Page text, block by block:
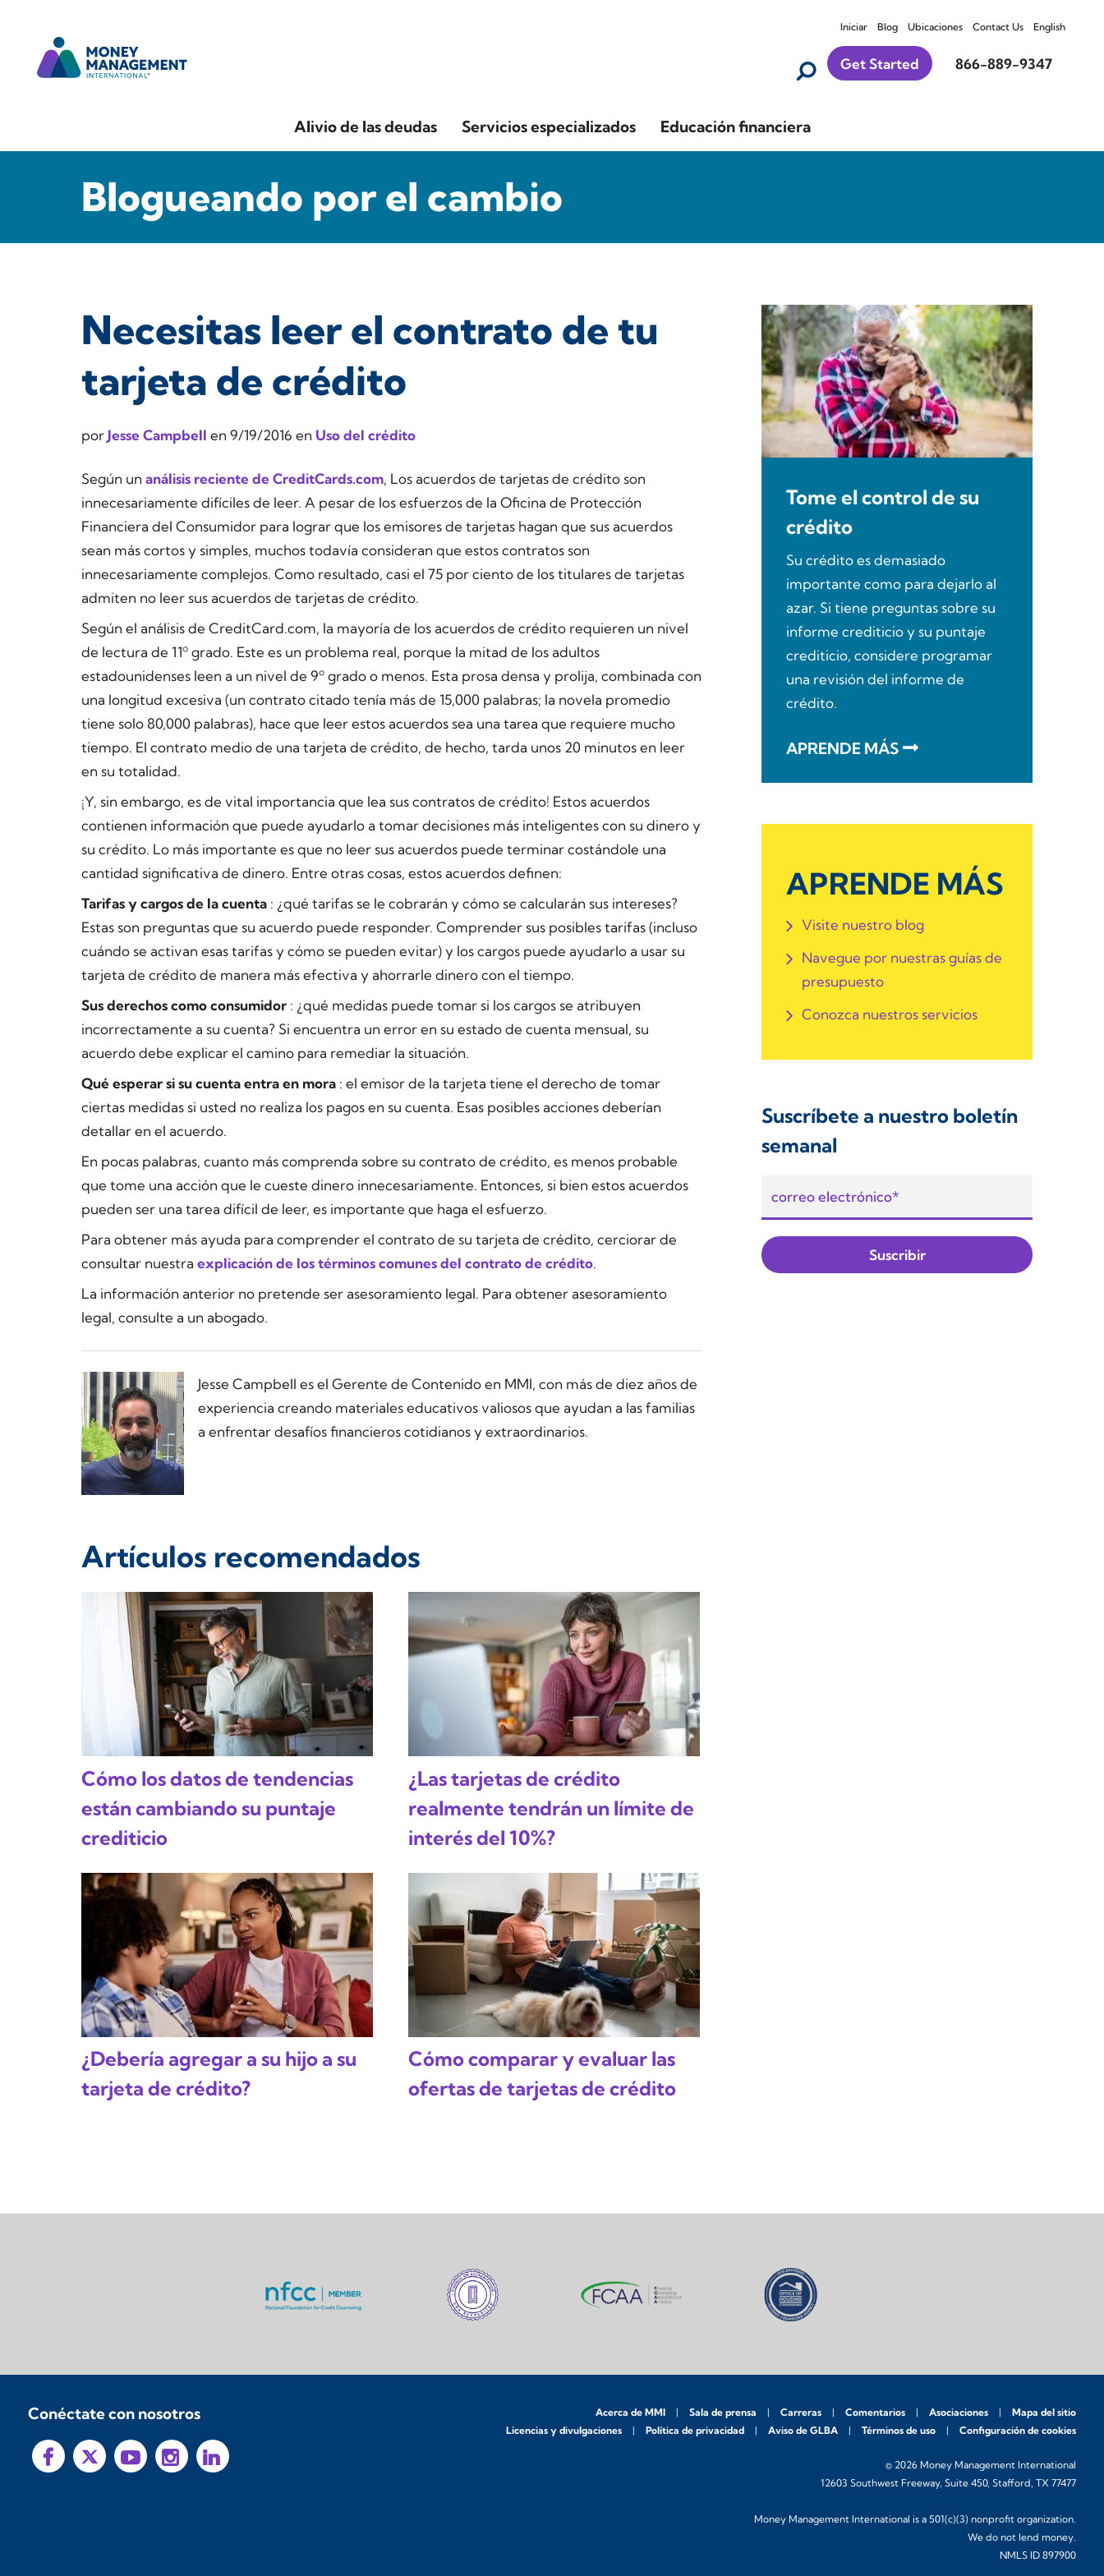
Iniciar Blog Ubicaciones Contact Us English
Get Started 866-889-9347
Alivio de las deudas Servicios especializados Educación financiera
Blogueando por el cambio
Necesitas leer el contrato de tu
tarjeta de crédito
porJesse Campbell en 9/19/2016 en Uso del crédito
Según un análisis reciente de CreditCards.com, Los acuerdos de tarjetas de crédito son
innecesariamente difíciles de leer. A pesar de los esfuerzos de la Oficina de Protección
Financiera del Consumidor para lograr que los emisores de tarjetas hagan que sus acuerdos
sean más cortos y simples, muchos todavía consideran que estos contratos son
innecesariamente complejos. Como resultado, casi el 75 por ciento de los titulares de tarjetas
admiten no leer sus acuerdos de tarjetas de crédito.
Según el análisis de CreditCard.com, la mayoría de los acuerdos de crédito requieren un nivel
de lectura de 11º grado. Este es un problema real, porque la mitad de los adultos
estadounidenses leen a un nivel de 9º grado o menos. Esta prosa densa y prolija, combinada con
una longitud excesiva (un contrato citado tenía más de 15,000 palabras; la novela promedio
tiene solo 80,000 palabras), hace que leer estos acuerdos sea una tarea que requiere mucho
tiempo. El contrato medio de una tarjeta de crédito, de hecho, tarda unos 20 minutosen leer
en su totalidad.
¡Y, sin embargo, es de vital importancia que lea sus contratos de crédito! Estos acuerdos
contienen información que puede ayudarlo a tomar decisiones más inteligentes con su dinero y
su crédito. Lo más importante es que no leer sus acuerdos puede terminar costándole una
cantidad significativa de dinero. Entre otras cosas, estos acuerdos definen:
Tarifas y cargos de la cuenta : ¿qué tarifas se le cobrarán y cómo se calcularán sus intereses?
Estas son preguntas que su acuerdo puede responder. Comprender sus posibles tarifas (incluso
cuándo se activan esas tarifas y cómo se pueden evitar) y los cargos puede ayudarlo a usar su
tarjeta de crédito de manera más efectiva y ahorrarle dinero con el tiempo.
Sus derechos como consumidor : ¿qué medidas puede tomar si los cargos se atribuyen
incorrectamente a su cuenta? Si encuentra un error en su estado de cuenta mensual, su
acuerdo debe explicar el camino para remediar la situación.
Qué esperar si su cuenta entra en mora : el emisor de la tarjeta tiene el derecho de tomar
ciertas medidas si usted no realiza los pagos en su cuenta. Esas posibles acciones deberían
detallar en el acuerdo.
En pocas palabras, cuanto más comprenda sobre su contrato de crédito, es menos probable
que tome una acción que le cueste dinero innecesariamente. Entonces, si bien estos acuerdos
pueden ser una tarea difícil de leer, es importante que haga el esfuerzo.
Para obtener más ayuda para comprender el contrato de su tarjeta de crédito, cerciorar de
consultar nuestra explicación de los términos comunes del contrato de crédito.
La información anterior no pretende ser asesoramiento legal. Para obtener asesoramiento
legal, consulte a un abogado.
Jesse Campbell es el Gerente de Contenido en MMI, con más de diez años de
experiencia creando materiales educativos valiosos que ayudan a las familias
a enfrentar desafíos financieros cotidianos y extraordinarios.
Artículos recomendados
Cómo los datos de tendencias
están cambiando su puntaje
crediticio
¿Las tarjetas de crédito
realmente tendrán un límite de
interés del 10%?
¿Debería agregar a su hijo a su
tarjeta de crédito?
Cómo comparar y evaluar las
ofertas de tarjetas de crédito
Tome el control de su
crédito
Su crédito es demasiado
importante como para dejarlo al
azar. Si tiene preguntas sobre su
informe crediticio y su puntaje
crediticio, considere programar
una revisión del informe de
crédito.
APRENDE MÁS
APRENDE MÁS
Visite nuestro blog
Navegue por nuestras guías de
presupuesto
Conozca nuestros servicios
Suscríbete a nuestro boletín
semanal
Conéctate con nosotros Acerca de MMI Sala de prensa Carreras Comentarios Asociaciones
Mapa del sitio
Licencias y divulgaciones
Política de privacidad Aviso de GLBA Términos de uso Configuración de cookies
© 2026 Money Management International
12603 Southwest Freeway, Suite 450, Stafford, TX 77477
Money Management International is a 501(c)(3) nonprofit organization.
We do not lend money.
NMLS ID 897900